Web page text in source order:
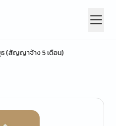
(สัญญาจ้าง 5 เดือน)